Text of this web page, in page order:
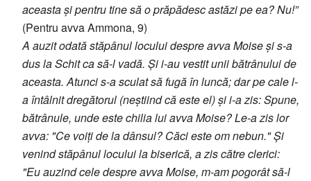
aceasta și pentru tine să o prăpădesc astăzi pe ea? Nu!”
(Pentru avva Ammona, 9)
A auzit odată stăpânul locului despre avva Moise și s-a
dus la Schit ca să-l vadă. Și i-au vestit unii bătrânului de
aceasta. Atunci s-a sculat să fugă în luncă; dar pe cale l-
a întâlnit dregătorul (neștiind că este el) și i-a zis: Spune,
bătrânule, unde este chilia lui avva Moise? Le-a zis lor
avva: "Ce voiți de la dânsul? Căci este om nebun." Și
venind stăpânul locului la biserică, a zis către clerici:
"Eu auzind cele despre avva Moise, m-am pogorât să-l